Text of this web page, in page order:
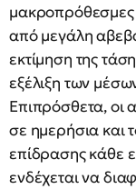
μακροπρόθεσμες
από μεγάλη
εκτίμηση της
εξέλιξη των
Επιπρόσθετα, οι
σε ημερήσια και
επίδρασης κάθε
ενδέχεται να